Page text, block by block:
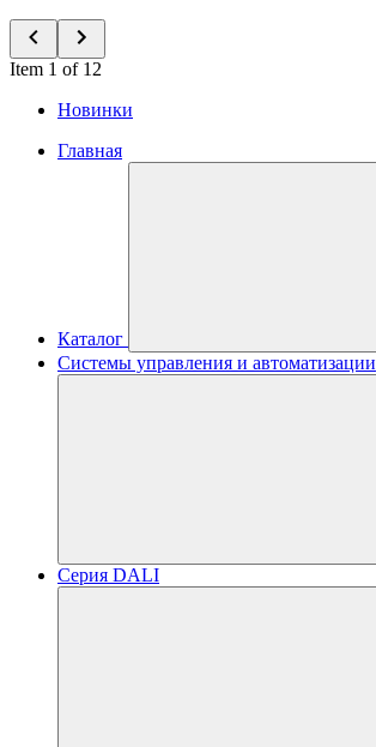
Item 1 of 12
Новинки
Главная
Каталог
Системы управления и автоматизации
Серия DALI